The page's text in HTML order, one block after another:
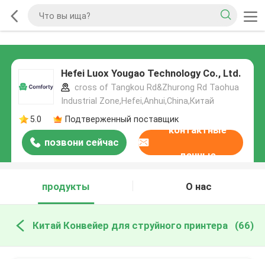
Hefei Luox Yougao Technology Co., Ltd.
cross of Tangkou Rd&Zhurong Rd Taohua
Industrial Zone,Hefei,Anhui,China,Китай
5.0
Подтверженный поставщик
позвони сейчас
контактные
данные
продукты О нас
Китай Конвейер для струйного принтера (66)